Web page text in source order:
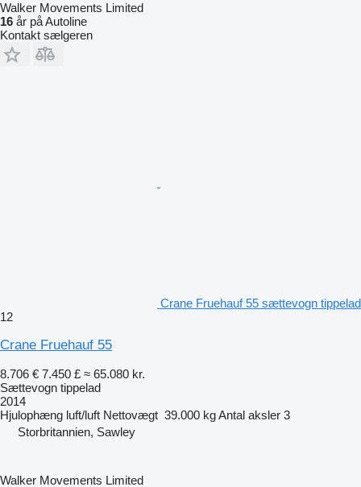
Walker Movements Limited
16 år på Autoline
Kontakt sælgeren
Crane Fruehauf 55 sættevogn tippelad
12
Crane Fruehauf 55
8.706 € 7.450 £ ≈ 65.080 kr.
Sættevogn tippelad
2014
Hjulophæng luft/luft Nettovægt 39.000 kgAntal aksler 3
Storbritannien, Sawley
Walker Movements Limited